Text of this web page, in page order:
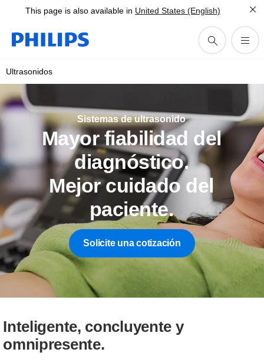
This page is also available in United States (English)
Ultrasonidos
Sistemas de ultrasonido
Mayor fiabilidad del
diagnóstico.
Mejor cuidado del
paciente.
Solicite una cotización
Inteligente, concluyente y
omnipresente.